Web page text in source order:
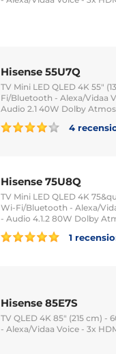
Hisense 55U7Q
TV Mini LED QLED 4K 55"
Fi/Bluetooth - Alexa/Vidaa
Audio 2.1 40W Dolby Atmos
4
Hisense 75U8Q
TV Mini LED QLED 4K
Wi-Fi/Bluetooth - Alexa/
- Audio 4.1.2 80W Dolby
1
Hisense 85E7S
TV QLED 4K 85" (215 cm)
- Alexa/Vidaa Voice - 3x